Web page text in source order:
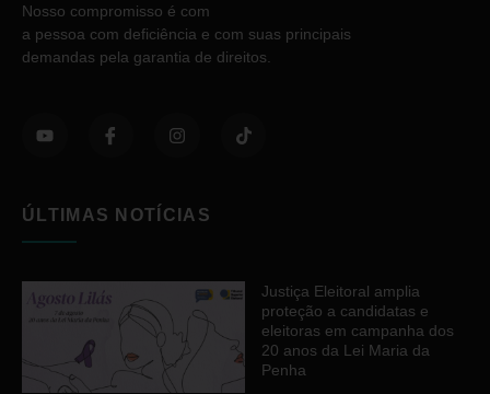
Nosso compromisso é com
a pessoa com deficiência e com suas principais
demandas pela garantia de direitos.
ÚLTIMAS NOTÍCIAS
Justiça Eleitoral amplia
proteção a candidatas e
eleitoras em campanha dos
20 anos da Lei Maria da
Penha